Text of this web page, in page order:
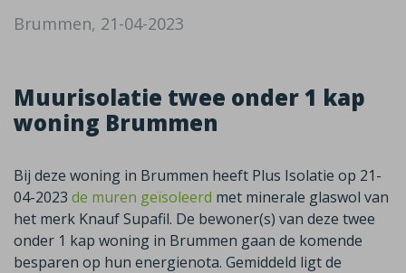
Brummen, 21-04-2023
Muurisolatie twee onder 1 kap
woning Brummen
Bij deze woning in Brummen heeft Plus Isolatie op 21-
04-2023 de muren geïsoleerd met minerale glaswol van
het merk Knauf Supafil. De bewoner(s) van deze twee
onder 1 kap woning in Brummen gaan de komende
besparen op hun energienota. Gemiddeld ligt de